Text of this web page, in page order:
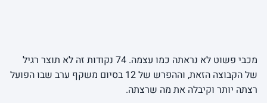
מכבי פשוט לא נראתה כמו עצמה. 74 נקודות זה לא תוצר רגיל
של הקבוצה הזאת, וההפרש של 12 בסיום משקף ערב שבו הפועל
רצתה יותר וקיבלה את מה שרצתה.